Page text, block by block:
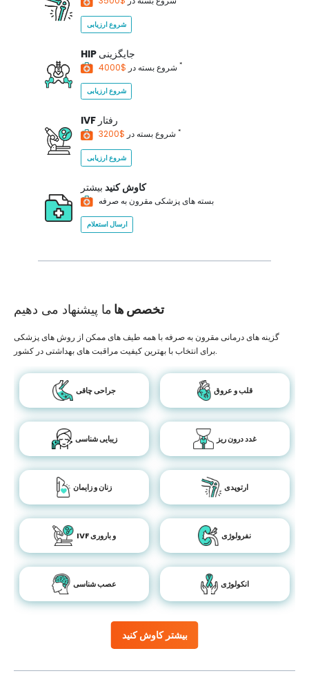
شروع ارزیابی
HIP جایگزینی
شروع بسته در *
شروع ارزیابی
IVF رفتار
شروع بسته در *
شروع ارزیابی
کاوش کنید بیشتر
بسته های پزشکی مقرون به صرفه
ارسال استعلام
تخصص ها ما پیشنهاد می دهیم
بیشتر کاوش کنید
گزینه های درمانی مقرون به صرفه با همه طیف های ممکن از روش های پزشکی
برای انتخاب با بهترین کیفیت مراقبت های بهداشتی در کشور.
جراحی چاقی قلب و عروق
زیبایی شناسی غدد درون ریز
زنان و زایمان ارتوپدی
IVF و باروری نفرولوژی
عصب شناسی انکولوژی